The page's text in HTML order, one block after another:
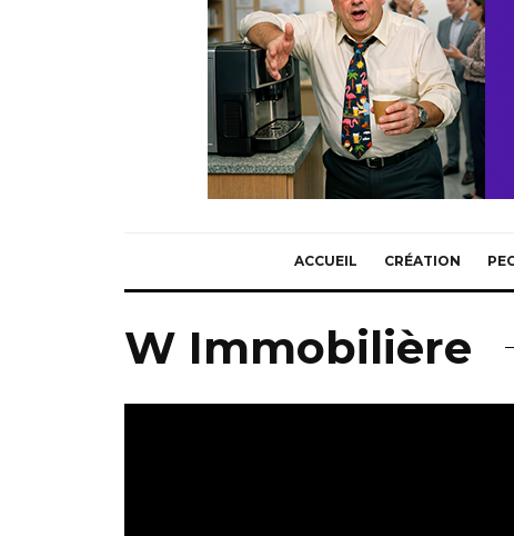
ACCUEIL CRÉATION
W Immobilière